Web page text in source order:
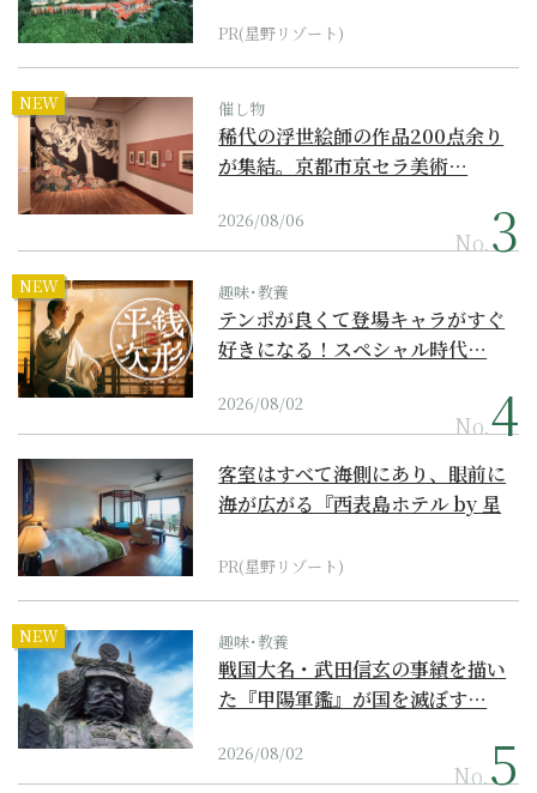
PR(星野リゾート)
NEW 催し物
稀代の浮世絵師の作品200点余り
が集結。京都市京セラ美術…
2026/08/06
No.
NEW 趣味･教養
テンポが良くて登場キャラがすぐ
好きになる！スペシャル時代…
2026/08/02
No.
客室はすべて海側にあり、眼前に
海が広がる『西表島ホテル by 星
PR(星野リゾート)
NEW 趣味･教養
戦国大名・武田信玄の事績を描い
た『甲陽軍鑑』が国を滅ぼす…
2026/08/02
No.